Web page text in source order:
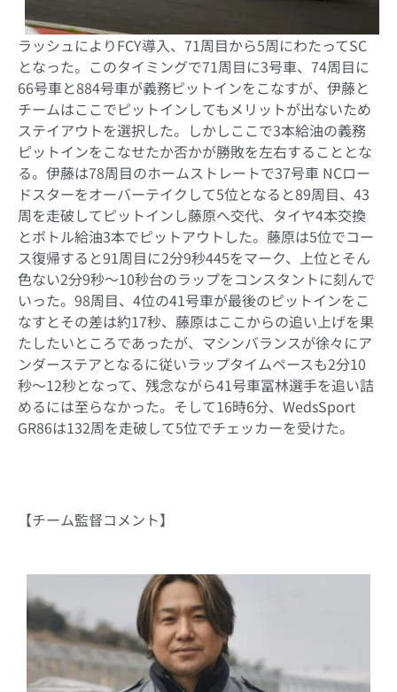
ラッシュによりFCY導入、71周目から5周にわたってSC
となった。このタイミングで71周目に3号車、74周目に
66号車と884号車が義務ピットインをこなすが、伊藤と
チームはここでピットインしてもメリットが出ないため
ステイアウトを選択した。しかしここで3本給油の義務
ピットインをこなせたか否かが勝敗を左右することとな
る。伊藤は78周目のホームストレートで37号車 NCロー
ドスターをオーバーテイクして5位となると89周目、43
周を走破してピットインし藤原へ交代、タイヤ4本交換
とボトル給油3本でピットアウトした。藤原は5位でコー
ス復帰すると91周目に2分9秒445をマーク、上位とそん
色ない2分9秒～10秒台のラップをコンスタントに刻んで
いった。98周目、4位の41号車が最後のピットインをこ
なすとその差は約17秒、藤原はここからの追い上げを果
たしたいところであったが、マシンバランスが徐々にア
ンダーステアとなるに従いラップタイムペースも2分10
秒～12秒となって、残念ながら41号車冨林選手を追い詰
めるには至らなかった。そして16時6分、WedsSport
GR86は132周を走破して5位でチェッカーを受けた。
【チーム監督コメント】